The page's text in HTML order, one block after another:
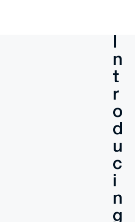
n
t
r
o
d
u
c
i
n
g